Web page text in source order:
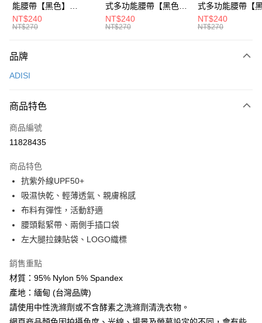
Google Pay
全盈+PAY
AFTEE先享後付
【關於「AFTEE先享後付」】
便利好安心！
１．簡單：不需註冊會員、不需綁卡、不需儲值。
２．便利：只要手機號碼，簡訊認證，即可結帳。
３．安心：先確認商品／服務後，再付款。
１．於結帳方式選擇「AFTEE先享後付」後，將跳轉至「AFTEE先享後付」
結帳頁面，進行簡訊認證並確認金額後，即可完成結帳。
２．訂單成立數日內，您將收到繳費通知簡訊。
３．收到繳費通知簡訊後14天內，點擊此簡訊中的連結，可透過四大超商／
ATM／網路銀行／等多元方式進行付款，方視為交易完成。
購買商品的店家。未經商家同意取消之訂單仍視為有效，需透過AFTEE先享
後付繳納相關費用。
是否繳費成功／繳費後需取消欲退款等相關疑問，請聯繫「AFTEE先享後付
客戶支援中心」
【注意事項】
１．透過由恩沛科技股份有限公司提供之「AFTEE先享後付」服務完成之交
易，需依本服務之必要範圍內提供個人資料，並將交易相關給付款項請求債
貨到付款
運送方式
7-11取貨付款
每筆NT$60，滿NT$799(含以上)免運費
宅配
免運費
貨到付款
能腰帶【黑色】
AS26038 / MIT台灣製
NT$240
NT$270
式多功能腰帶【黑色】
AS26047 / MIT台灣製
NT$240
NT$270
式多功能腰帶【
AS26035 / MIT
NT$240
NT$270
品牌
ADISI
商品特色
商品編號
11828435
商品特色
抗紫外線UPF50+
吸濕快乾、輕薄透氣、親膚棉感
布料有彈性，活動舒適
腰頭鬆緊帶、兩側手插口袋
左大腿拉鍊貼袋、LOGO織標
銷售重點
材質：95% Nylon 5% Spandex
產地：緬甸 (台灣品牌)
請使用中性洗滌劑或不含酵素之洗滌劑清洗衣物。